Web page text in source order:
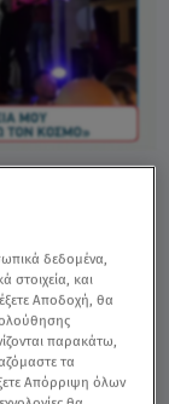
δεδομένα,
στοιχεία, και
Αποδοχή, θα
παρακάτω,
τα
Απόρριψη όλων